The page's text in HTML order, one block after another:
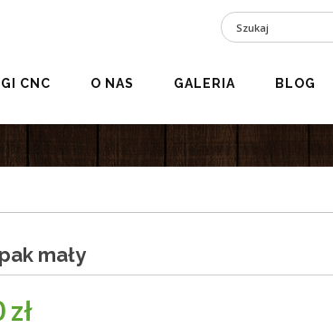
CNC O NAS GALERIA BLOG
mały
zł